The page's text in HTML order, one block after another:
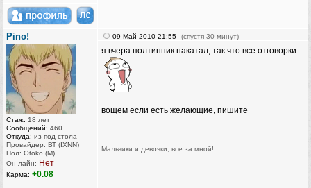
Pino!
Стаж: 18 лет
Сообщений: 460
Откуда: из-под стола
Провайдер: ВТ (IXNN)
Пол: Otoko (M)
Он-лайн: Нет
Карма: +0.08
09-Май-2010 21:55 (спустя 30 минут)
я вчера полтинник накатал, так что все отговорки
вощем если есть желающие, пишите
Мальчики и девочки, все за мной!